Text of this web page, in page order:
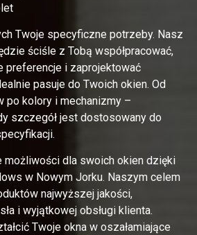
Twoje specyficzne potrzeby. Nasz
ściśle z Tobą współpracować,
preferencje i zaprojektować
pasuje do Twoich okien. Od
po kolory i mechanizmy –
szczegół jest dostosowany do
możliwości dla swoich okien dzięki
w Nowym Jorku. Naszym celem
najwyższej jakości,
i wyjątkowej obsługi klienta.
Twoje okna w oszałamiające